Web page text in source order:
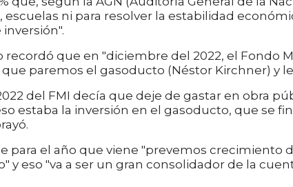
ni para resolver la estabilidad
recordó que en "diciembre del 2022, el Fondo
paremos el gasoducto (Néstor Kirchner) y
del FMI decía que deje de gastar en obra
estaba la inversión en el gasoducto, que se
para el año que viene "prevemos crecimiento
y eso "va a ser un gran consolidador de la